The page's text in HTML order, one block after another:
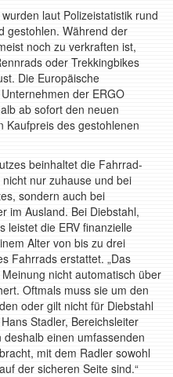
laut Polizeistatistik rund
gestohlen. Während der
noch zu verkraften ist,
oder Trekkingbikes
Die Europäische
der ERGO
ab sofort den neuen
Kaufpreis des gestohlenen
beinhaltet die Fahrrad-
nur zuhause und bei
sondern auch bei
im Ausland. Bei Diebstahl,
leistet die ERV finanzielle
Alter von bis zu drei
Fahrrads erstattet. „Das
nicht automatisch über
Oftmals muss sie um den
oder gilt nicht für Diebstahl
Stadler, Bereichsleiter
deshalb einen umfassenden
mit dem Radler sowohl
der sicheren Seite sind.“